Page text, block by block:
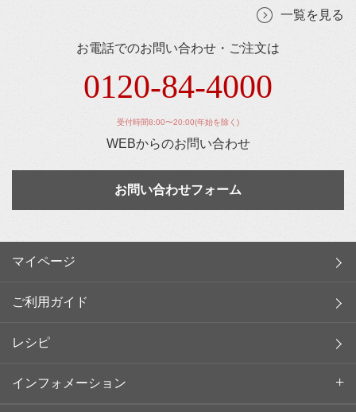
一覧を見る
お電話でのお問い合わせ・ご注文は
0120-84-4000
受付時間8:00〜20:00(年始を除く)
WEBからのお問い合わせ
お問い合わせフォーム
マイページ
ご利用ガイド
レシピ
インフォメーション